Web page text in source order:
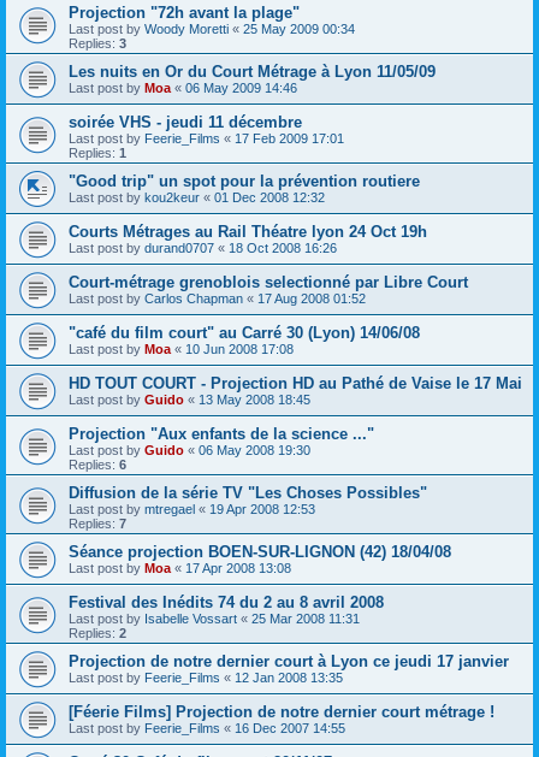
Projection "72h avant la plage"
Last post by Woody Moretti « 25 May 2009 00:34
Replies: 3
Les nuits en Or du Court Métrage à Lyon 11/05/09
Last post by Moa « 06 May 2009 14:46
soirée VHS - jeudi 11 décembre
Last post by Feerie_Films « 17 Feb 2009 17:01
Replies: 1
"Good trip" un spot pour la prévention routiere
Last post by kou2keur « 01 Dec 2008 12:32
Courts Métrages au Rail Théatre lyon 24 Oct 19h
Last post by durand0707 « 18 Oct 2008 16:26
Court-métrage grenoblois selectionné par Libre Court
Last post by Carlos Chapman « 17 Aug 2008 01:52
"café du film court" au Carré 30 (Lyon) 14/06/08
Last post by Moa « 10 Jun 2008 17:08
HD TOUT COURT - Projection HD au Pathé de Vaise le 17 Mai
Last post by Guido « 13 May 2008 18:45
Projection "Aux enfants de la science ..."
Last post by Guido « 06 May 2008 19:30
Replies: 6
Diffusion de la série TV "Les Choses Possibles"
Last post by mtregael « 19 Apr 2008 12:53
Replies: 7
Séance projection BOEN-SUR-LIGNON (42) 18/04/08
Last post by Moa « 17 Apr 2008 13:08
Festival des Inédits 74 du 2 au 8 avril 2008
Last post by Isabelle Vossart « 25 Mar 2008 11:31
Replies: 2
Projection de notre dernier court à Lyon ce jeudi 17 janvier
Last post by Feerie_Films « 12 Jan 2008 13:35
[Féerie Films] Projection de notre dernier court métrage !
Last post by Feerie_Films « 16 Dec 2007 14:55